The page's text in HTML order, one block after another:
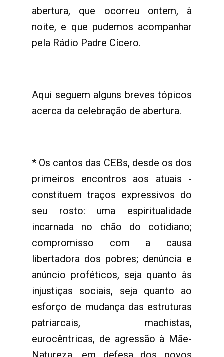
abertura, que ocorreu ontem, à
noite, e que pudemos acompanhar
pela Rádio Padre Cícero.
Aqui seguem alguns breves tópicos
acerca da celebração de abertura.
* Os cantos das CEBs, desde os dos
primeiros encontros aos atuais -
constituem traços expressivos do
seu rosto: uma espiritualidade
incarnada no chão do cotidiano;
compromisso com a causa
libertadora dos pobres; denúncia e
anúncio proféticos, seja quanto às
injustiças sociais, seja quanto ao
esforço de mudança das estruturas
patriarcais, machistas,
eurocêntricas, de agressão à Mãe-